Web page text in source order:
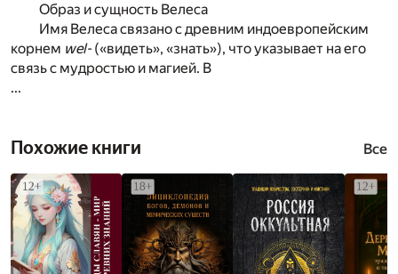
Образ и сущность Велеса
Имя Велеса связано с древним индоевропейским
корнем wel- («видеть», «знать»), что указывает на его
связь с мудростью и магией. В
...
Похожие книги Все